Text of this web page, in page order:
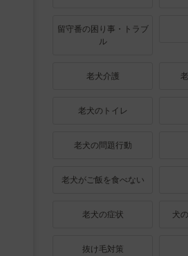
留守番の困り事・トラブ
ル
老犬介護
老犬のトイレ
老犬の問題行動
老犬がご飯を食べない
老犬の症状 犬
抜け毛対策